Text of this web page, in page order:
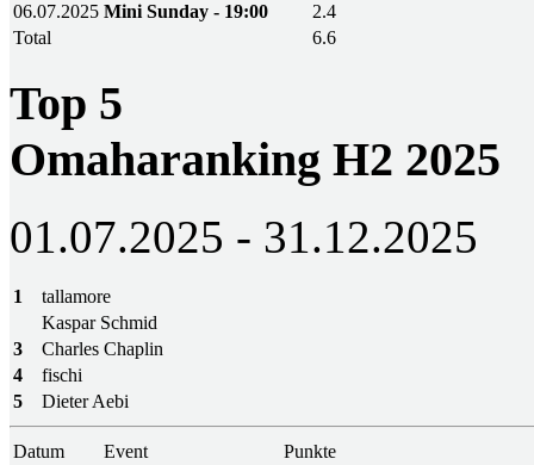
06.07.2025 Mini Sunday - 19:00
2.4
Total
6.6
Top 5
Omaharanking H2 2025
01.07.2025 - 31.12.2025
1
tallamore
Kaspar Schmid
3
Charles Chaplin
4
fischi
5
Dieter Aebi
Datum Event
Punkte